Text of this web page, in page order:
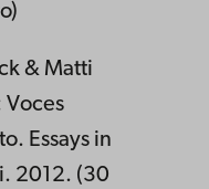
& Matti
Voces
Essays in
2012. (30